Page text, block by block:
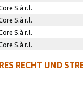
S.à r.l.
S.à r.l.
S.à r.l.
S.à r.l.
RECHT UND